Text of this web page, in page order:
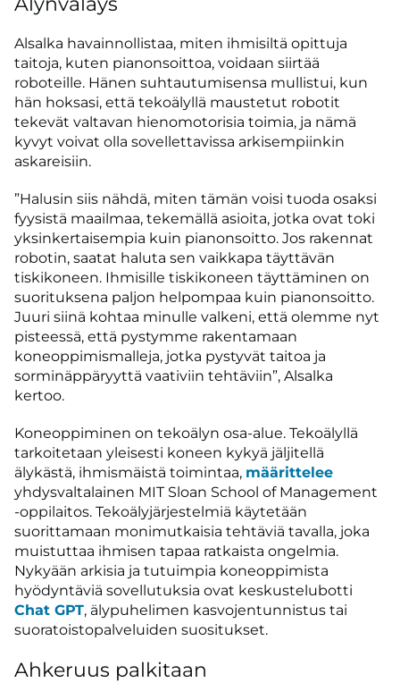
Alsalka havainnollistaa, miten ihmisiltä opittuja
taitoja, kuten pianonsoittoa, voidaan siirtää
roboteille. Hänen suhtautumisensa mullistui, kun
hän hoksasi, että tekoälyllä maustetut robotit
tekevät valtavan hienomotorisia toimia, ja nämä
kyvyt voivat olla sovellettavissa arkisempiinkin
askareisiin.
”Halusin siis nähdä, miten tämän voisi tuoda osaksi
fyysistä maailmaa, tekemällä asioita, jotka ovat toki
yksinkertaisempia kuin pianonsoitto. Jos rakennat
robotin, saatat haluta sen vaikkapa täyttävän
tiskikoneen. Ihmisille tiskikoneen täyttäminen on
suorituksena paljon helpompaa kuin pianonsoitto.
Juuri siinä kohtaa minulle valkeni, että olemme nyt
pisteessä, että pystymme rakentamaan
koneoppimismalleja, jotka pystyvät taitoa ja
sorminäppäryyttä vaativiin tehtäviin”, Alsalka
kertoo.
Koneoppiminen on tekoälyn osa-alue. Tekoälyllä
tarkoitetaan yleisesti koneen kykyä jäljitellä
älykästä, ihmismäistä toimintaa, määrittelee
yhdysvaltalainen MIT Sloan School of Management
-oppilaitos. Tekoälyjärjestelmiä käytetään
suorittamaan monimutkaisia tehtäviä tavalla, joka
muistuttaa ihmisen tapaa ratkaista ongelmia.
Nykyään arkisia ja tutuimpia koneoppimista
hyödyntäviä sovellutuksia ovat keskustelubotti
Chat GPT, älypuhelimen kasvojentunnistus tai
suoratoistopalveluiden suositukset.
Ahkeruus palkitaan